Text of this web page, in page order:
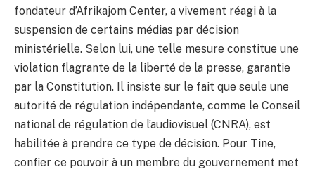
fondateur d’Afrikajom Center, a vivement réagi à la
suspension de certains médias par décision
ministérielle. Selon lui, une telle mesure constitue une
violation flagrante de la liberté de la presse, garantie
par la Constitution. Il insiste sur le fait que seule une
autorité de régulation indépendante, comme le Conseil
national de régulation de l’audiovisuel (CNRA), est
habilitée à prendre ce type de décision. Pour Tine,
confier ce pouvoir à un membre du gouvernement met